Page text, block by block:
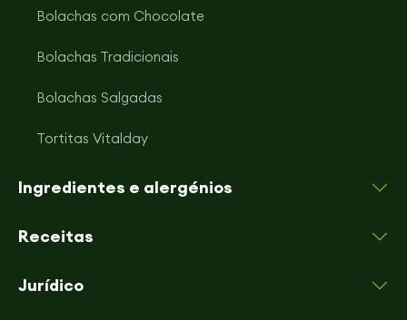
Bolachas com Chocolate
Bolachas Tradicionais
Bolachas Salgadas
Tortitas Vitalday
Ingredientes e alergénios
Receitas
Jurídico